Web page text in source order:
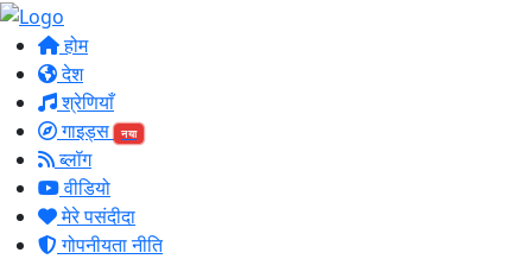
होम
देश
श्रेणियाँ
गाइड्स
नया
ब्लॉग
वीडियो
मेरे पसंदीदा
गोपनीयता नीति